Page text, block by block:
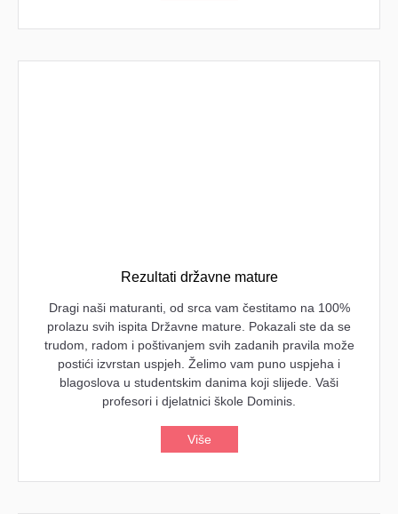
Rezultati državne mature
Dragi naši maturanti, od srca vam čestitamo na 100%
prolazu svih ispita Državne mature. Pokazali ste da se
trudom, radom i poštivanjem svih zadanih pravila može
postići izvrstan uspjeh. Želimo vam puno uspjeha i
blagoslova u studentskim danima koji slijede. Vaši
profesori i djelatnici škole Dominis.
Više